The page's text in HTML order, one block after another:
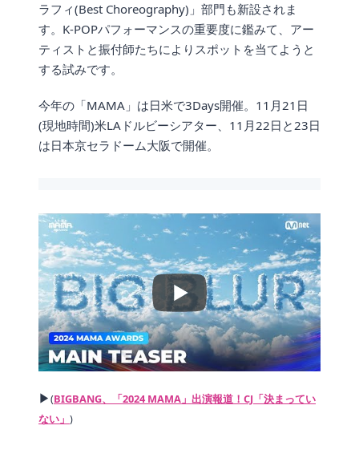
ラフィ(Best Choreography)」部門も新設されま
す。K-POPパフォーマンスの重要度に鑑みて、アー
ティストと振付師たちによりスポットを当てようと
する試みです。
今年の「MAMA」は日米で3Days開催。11月21日
(現地時間)米LAドルビーシアター、11月22日と23日
は日本京セラドーム大阪で開催。
▶(BIGBANG、「2024 MAMA」出演報道！CJ「決まってい
ない」 )